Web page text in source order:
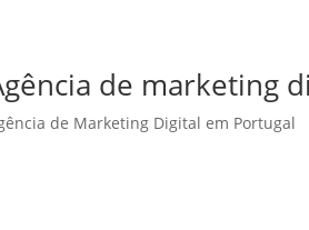
de marketing
de Marketing Digital em Portugal